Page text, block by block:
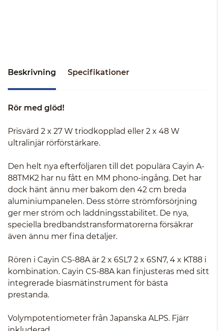
Beskrivning Specifikationer
Rör med glöd!
Prisvärd 2 x 27 W triodkopplad eller 2 x 48 W
ultralinjär rörförstärkare.
Den helt nya efterföljaren till det populära Cayin A-
88TMK2 har nu fått en MM phono-ingång. Det har
dock hänt ännu mer bakom den 42 cm breda
aluminiumpanelen. Dess större strömförsörjning
ger mer ström och laddningsstabilitet. De nya,
speciella bredbandstransformatorerna försäkrar
även ännu mer fina detaljer.
Rören i Cayin CS-88A är 2 x 6SL7 2 x 6SN7, 4 x KT88 i
kombination. Cayin CS-88A kan finjusteras med sitt
integrerade biasmätinstrument för bästa
prestanda.
Volympotentiometer från Japanska ALPS. Fjärr